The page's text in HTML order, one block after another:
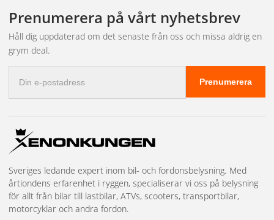
Prenumerera på vårt nyhetsbrev
Håll dig uppdaterad om det senaste från oss och missa aldrig en
grym deal.
postadress
Prenumerera
Sveriges ledande expert inom bil- och fordonsbelysning. Med
årtiondens erfarenhet i ryggen, specialiserar vi oss på belysning
för allt från bilar till lastbilar, ATVs, scooters, transportbilar,
motorcyklar och andra fordon.